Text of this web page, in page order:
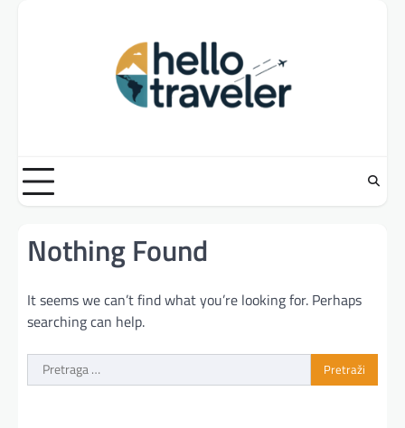
Nothing Found
It seems we can’t find what you’re looking for. Perhaps
searching can help.
Pretraga
za: